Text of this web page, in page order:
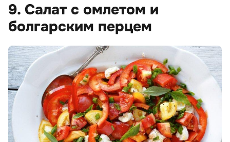
9. Салат с омлетом и
болгарским перцем